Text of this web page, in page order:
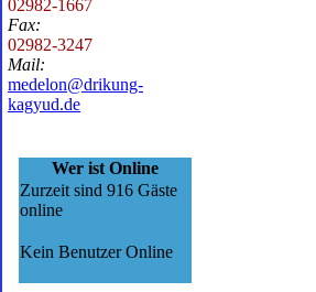
02982-1667
Fax:
02982-3247
Mail:
medelon@drikung-
kagyud.de
Wer ist Online
Zurzeit sind 916 Gäste
online
Kein Benutzer Online